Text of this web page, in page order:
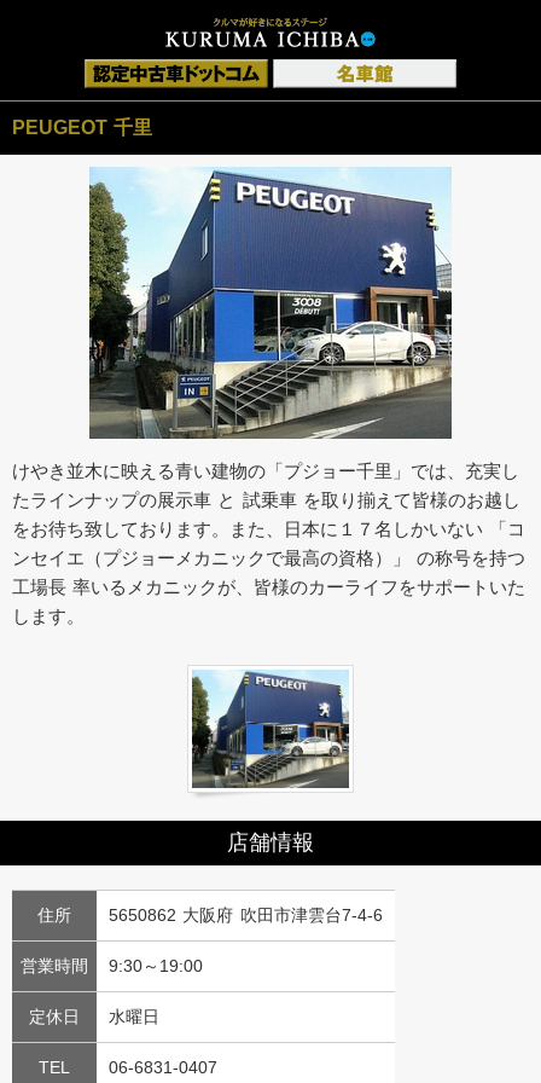
PEUGEOT 千里
けやき並木に映える青い建物の「プジョー千里」では、充実し
たラインナップの展示車 と 試乗車 を取り揃えて皆様のお越し
をお待ち致しております。また、日本に１７名しかいない 「コ
ンセイエ（プジョーメカニックで最高の資格）」 の称号を持つ
工場長 率いるメカニックが、皆様のカーライフをサポートいた
します。
店舗情報
住所 5650862 大阪府 吹田市津雲台7-4-6
営業時間 9:30～19:00
定休日 水曜日
TEL 06-6831-0407